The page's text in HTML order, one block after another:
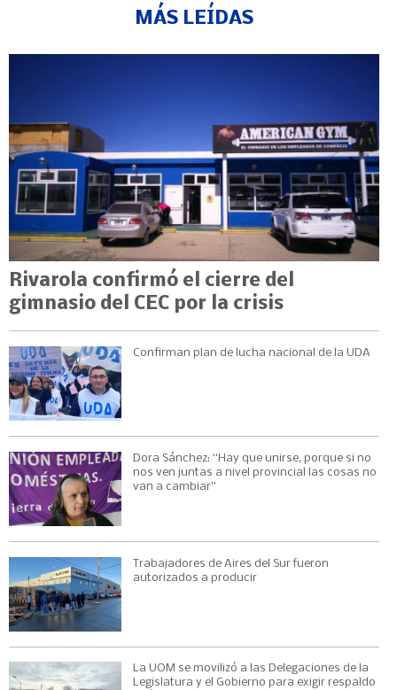
MÁS LEÍDAS
Rivarola confirmó el cierre del
gimnasio del CEC por la crisis
Confirman plan de lucha nacional de la UDA
Dora Sánchez: “Hay que unirse, porque si no
nos ven juntas a nivel provincial las cosas no
van a cambiar”
Trabajadores de Aires del Sur fueron
autorizados a producir
La UOM se movilizó a las Delegaciones de la
Legislatura y el Gobierno para exigir respaldo